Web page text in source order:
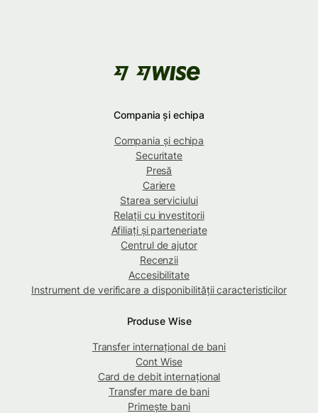
Compania și echipa
Compania și echipa
Securitate
Presă
Cariere
Starea serviciului
Relații cu investitorii
Afiliați și parteneriate
Centrul de ajutor
Recenzii
Accesibilitate
Instrument de verificare a disponibilității caracteristicilor
Produse Wise
Transfer internațional de bani
Cont Wise
Card de debit internațional
Transfer mare de bani
Primește bani